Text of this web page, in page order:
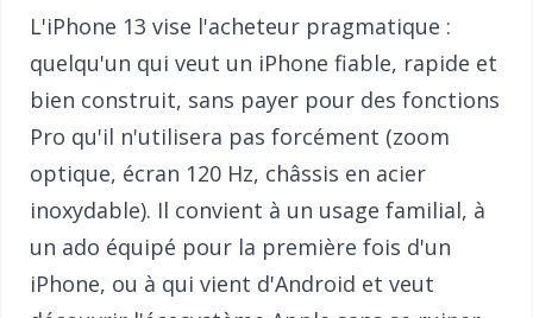
L'iPhone 13 vise l'acheteur pragmatique :
quelqu'un qui veut un iPhone fiable, rapide et
bien construit, sans payer pour des fonctions
Pro qu'il n'utilisera pas forcément (zoom
optique, écran 120 Hz, châssis en acier
inoxydable). Il convient à un usage familial, à
un ado équipé pour la première fois d'un
iPhone, ou à qui vient d'Android et veut